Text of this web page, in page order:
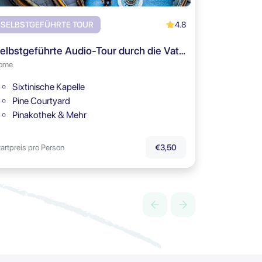
SELBSTGEFÜHRTE TOUR 4.8
Selbstgeführte Audio-Tour durch die Vatikanischen Museen
Sixtinische Kapelle
Pine Courtyard
Pinakothek & Mehr
pro Person €3,50